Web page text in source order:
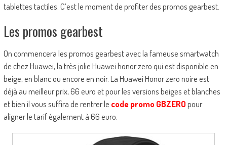
tablettes tactiles. C’est le moment de profiter des promos gearbest.
Les promos gearbest
On commencera les promos gearbest avec la fameuse smartwatch
de chez Huawei, la très jolie Huawei honor zero qui est disponible en
beige, en blanc ou encore en noir. La Huawei Honor zero noire est
déjà au meilleur prix, 66 euro et pour les versions beiges et blanches
et bien il vous suffira de rentrer le code promo GBZEROpour
aligner le tarif également à 66 euro.